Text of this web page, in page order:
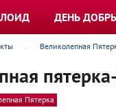
ДЕНЬ
Великолепная
Пятерка